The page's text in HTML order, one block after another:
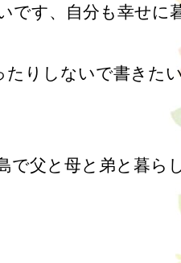
です、自分も幸せに
たりしないで書きた
で父と母と弟と暮ら